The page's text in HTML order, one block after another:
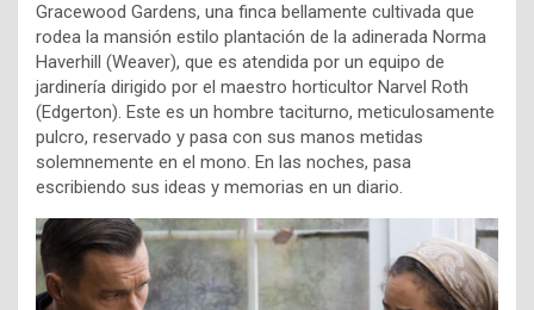
Gracewood Gardens, una finca bellamente cultivada que
rodea la mansión estilo plantación de la adinerada Norma
Haverhill (Weaver), que es atendida por un equipo de
jardinería dirigido por el maestro horticultor Narvel Roth
(Edgerton). Este es un hombre taciturno, meticulosamente
pulcro, reservado y pasa con sus manos metidas
solemnemente en el mono. En las noches, pasa
escribiendo sus ideas y memorias en un diario.